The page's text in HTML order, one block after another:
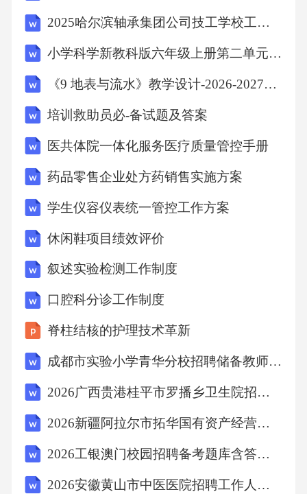
至肠道门诊，并按照传染病防控要求进行隔离
和报告。腹泻伴有发热、恶心、呕吐、腹痛等
症状，且发热体温≥38℃，需综合评估病情，可
能为感染性腹泻合并其他病症，根据具体情况
科进行紧急处理。五、特殊情况处理1.批量患者
当出现批量发热腹泻患者同时就诊时，分诊护
士应立即报告科室负责人及医院相关部门，启
动应急预案。迅速调配足够的人力和物力资
源，确保分诊工作有序进行。按照病情轻重缓
急，优先处理病情较重的患者，同时合理安排
其他患者的分诊和就诊顺序，避免患者长时间
等待。加强与各科室之间的沟通协调，确保患
者对于无家属陪同的发热腹泻患者，分诊护士
应给予更多的关心和帮助。详细询问患者病史
和症状，尽量获取完整的信息。协助患者进行
各项检查和治疗，如缴费、取药等。在患者病
情允许的情况下，联系其家属或相关联系人，
告知患者的病情和就诊情况。3.疑难复杂病例对
2025哈尔滨轴承集团公司技工学校工作人员招聘考试试题
小学科学新教科版六年级上册第二单元3.光能穿透物体吗教案（2026秋版）
《9 地表与流水》教学设计-2026-2027学年苏教版（新教材）小学科学五年级上册
培训救助员必-备试题及答案
医共体院一体化服务医疗质量管控手册
药品零售企业处方药销售实施方案
学生仪容仪表统一管控工作方案
休闲鞋项目绩效评价
叙述实验检测工作制度
口腔科分诊工作制度
脊柱结核的护理技术革新
成都市实验小学青华分校招聘储备教师备考题库及答案详解（有一套）
2026广西贵港桂平市罗播乡卫生院招聘编外工作人员的3人备考题库及1套参考答案详解
2026新疆阿拉尔市拓华国有资产经营有限责任公司招（竞）聘高层管理人员5人备考题库附答案详解（精练）
2026工银澳门校园招聘备考题库含答案详解（黄金题型）
2026安徽黄山市中医医院招聘工作人员3人备考题库含答案详解ab卷